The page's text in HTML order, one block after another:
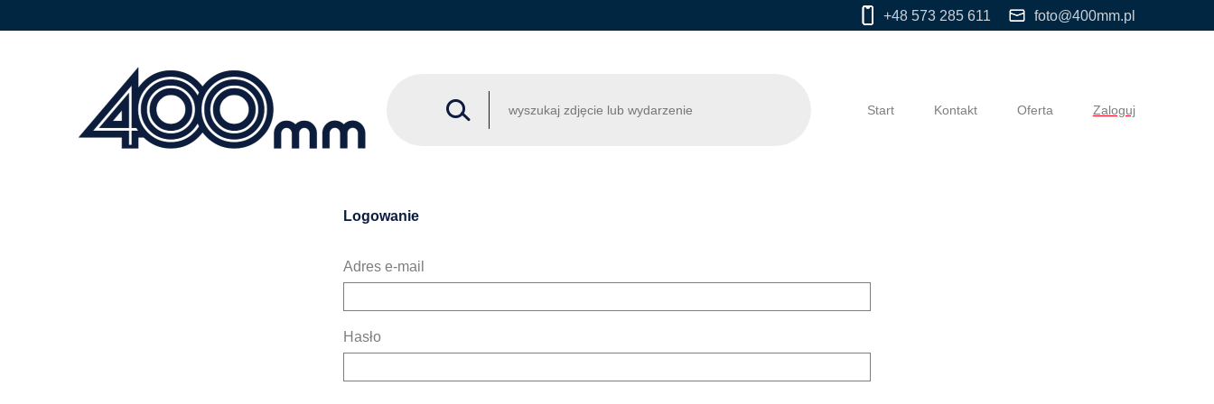
+48 573 285 611 foto@400mm.pl
Start Kontakt Oferta Zaloguj
Logowanie
Adres e-mail
Hasło